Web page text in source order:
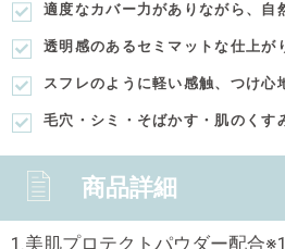
適度なカバー力がありながら、自
透明感のあるセミマットな仕上が
スフレのように軽い感触、つけ心
毛穴・シミ・そばかす・肌のくす
商品詳細
1.美肌プロテクトパウダー配合